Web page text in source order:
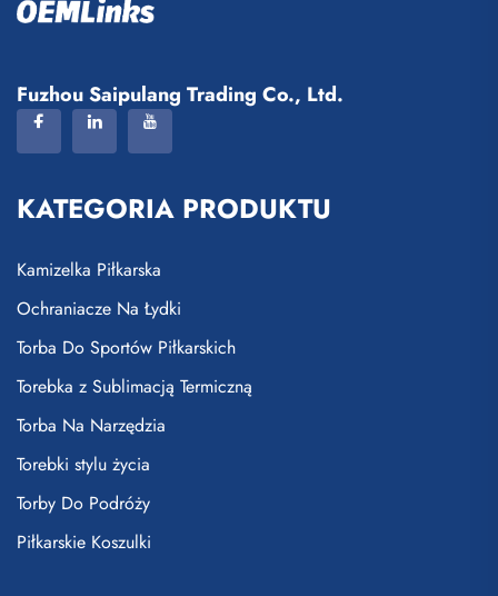
Fuzhou Saipulang Trading Co., Ltd.
KATEGORIA PRODUKTU
Kamizelka Piłkarska
Ochraniacze Na Łydki
Torba Do Sportów Piłkarskich
Torebka z Sublimacją Termiczną
Torba Na Narzędzia
Torebki stylu życia
Torby Do Podróży
Piłkarskie Koszulki